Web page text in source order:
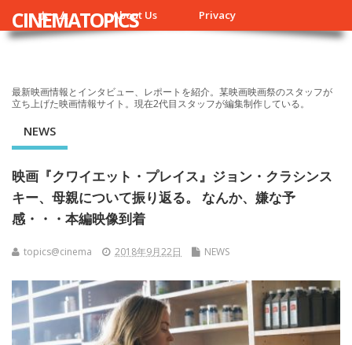
ホーム About Us Privacy
CINEMATOPICS
最新映画情報とインタビュー、レポートを紹介。某映画映画祭のスタッフが
立ち上げた映画情報サイト。現在2代目スタッフが編集制作している。
NEWS
映画『クワイエット・プレイス』ジョン・クラシンス
キー、母親について振り返る。 なんか、嫌な予
感・・・本編映像到着
topics@cinema 2018年9月22日 NEWS